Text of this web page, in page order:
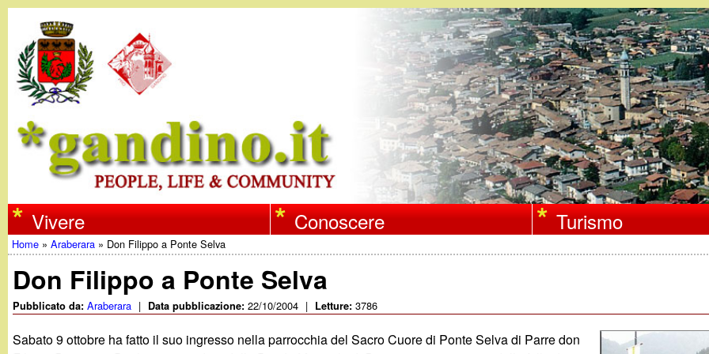
Salta
al
contenuto
principale
w
w
w
.
Vivere Conoscere Turismo
Tu
sei
Home »Araberara » Don Filippo a Ponte Selva
Don Filippo a Ponte Selva
Pubblicato da:Araberara | Data pubblicazione:22/10/2004 | Letture:3786
Sabato 9 ottobre ha fatto il suo ingresso nella parrocchia del Sacro Cuore di Ponte Selva di Parre don